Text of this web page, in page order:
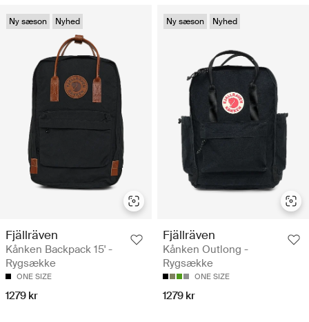
Ny sæson Nyhed
Fjällräven
Kånken Backpack 15' -
Rygsække
ONE SIZE
1279 kr
Ny sæson Nyhed
Fjällräven
Kånken Outlong -
Rygsække
ONE SIZE
1279 kr